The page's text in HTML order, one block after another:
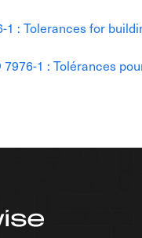
1 : Tolerances for
7976-1 : Tolérances